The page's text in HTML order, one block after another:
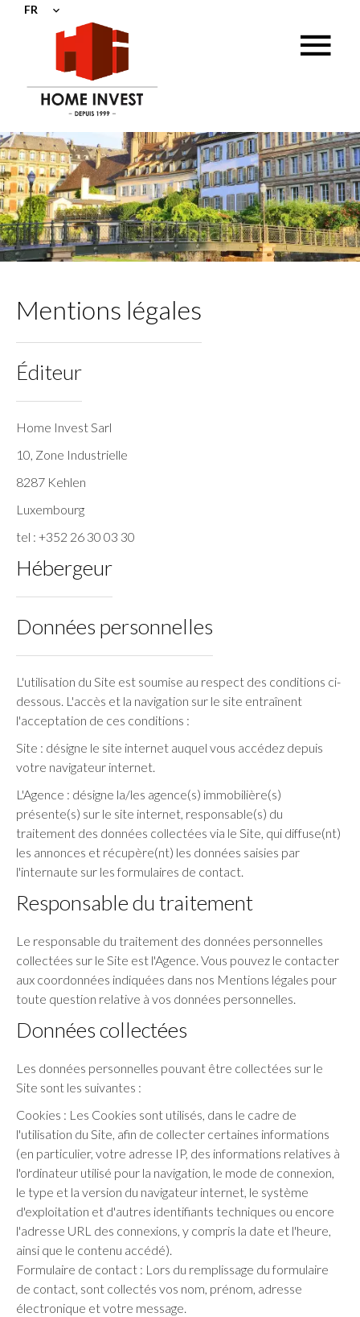
FR
Mentions légales
Éditeur
Home Invest Sarl
10, Zone Industrielle
8287 Kehlen
Luxembourg
tel : +352 26 30 03 30
Hébergeur
Données personnelles
L'utilisation du Site est soumise au respect des conditions ci-
dessous. L'accès et la navigation sur le site entraînent
l'acceptation de ces conditions :
Site : désigne le site internet auquel vous accédez depuis
votre navigateur internet.
L'Agence : désigne la/les agence(s) immobilière(s)
présente(s) sur le site internet, responsable(s) du
traitement des données collectées via le Site, qui diffuse(nt)
les annonces et récupère(nt) les données saisies par
l'internaute sur les formulaires de contact.
Responsable du traitement
Le responsable du traitement des données personnelles
collectées sur le Site est l'Agence. Vous pouvez le contacter
aux coordonnées indiquées dans nos Mentions légales pour
toute question relative à vos données personnelles.
Données collectées
Les données personnelles pouvant être collectées sur le
Site sont les suivantes :
Cookies : Les Cookies sont utilisés, dans le cadre de
l'utilisation du Site, afin de collecter certaines informations
(en particulier, votre adresse IP, des informations relatives à
l'ordinateur utilisé pour la navigation, le mode de connexion,
le type et la version du navigateur internet, le système
d'exploitation et d'autres identifiants techniques ou encore
l'adresse URL des connexions, y compris la date et l'heure,
ainsi que le contenu accédé).
Formulaire de contact : Lors du remplissage du formulaire
de contact, sont collectés vos nom, prénom, adresse
électronique et votre message.